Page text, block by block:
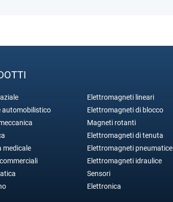
automobilistico
medicale
Elettromagneti lineari
Elettromagneti di blocco
Magneti rotanti
Elettromagneti di tenuta
Elettromagneti pneumatice
Elettromagneti idraulice
Sensori
Elettronica